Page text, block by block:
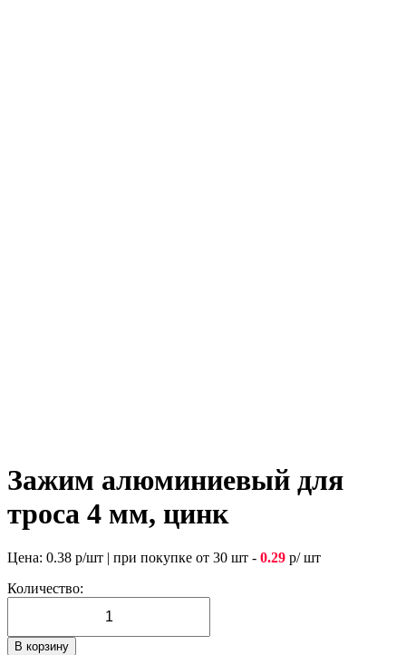
Зажим алюминиевый для
троса 4 мм, цинк
Цена: 0.38 р/шт | при покупке от 30 шт - 0.29 р/ шт
Количество:
В корзину